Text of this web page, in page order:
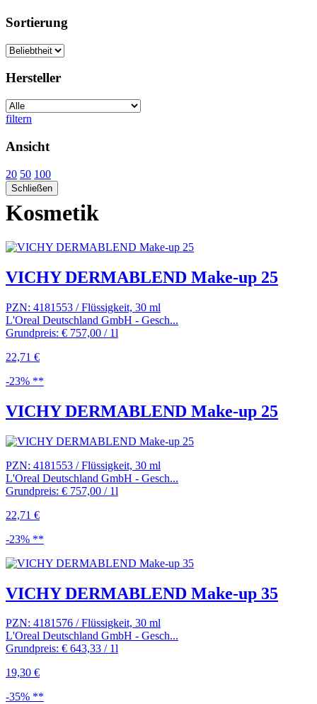
Sortierung
Hersteller
filtern
Ansicht
20 50 100
Schließen
Kosmetik
VICHY DERMABLEND Make-up 25
PZN: 4181553 / Flüssigkeit, 30 ml
L'Oreal Deutschland GmbH - Gesch...
Grundpreis: € 757,00 / 1l
22,71 €
-23% **
VICHY DERMABLEND Make-up 25
PZN: 4181553 / Flüssigkeit, 30 ml
L'Oreal Deutschland GmbH - Gesch...
Grundpreis: € 757,00 / 1l
22,71 €
-23% **
VICHY DERMABLEND Make-up 35
PZN: 4181576 / Flüssigkeit, 30 ml
L'Oreal Deutschland GmbH - Gesch...
Grundpreis: € 643,33 / 1l
19,30 €
-35% **